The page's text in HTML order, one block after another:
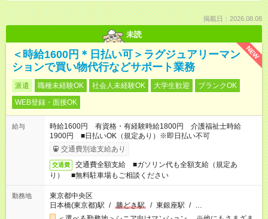
掲載日：2026.08.08
未読
NEW
＜時給1600円＊日払い可＞ラグジュアリーマン
ションで買い物代行などサポート業務
派遣 職種未経験OK 社会人未経験OK 大学生歓迎
ブランクOK
WEB登録・面接OK
給与
時給1600円 有資格・有経験時給1800円 介護福祉士時給
1900円 ■日払いOK（規定あり）※即日払い不可
交通費別途支給あり
交通費
交通費全額支給 ■ガソリン代も全額支給（規定あ
り） ■無料駐車場もご相談ください
勤務地
東京都中央区
日本橋(東京都)駅 / 勝どき駅 / 東銀座駅 / …